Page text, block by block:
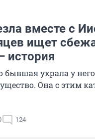
вместе с
ищет
история
украла у
Она с этим
124